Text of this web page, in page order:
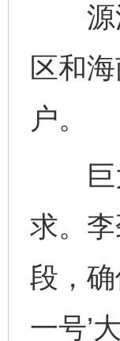
源源
区和
户。
巨大
求。
段，
一号’